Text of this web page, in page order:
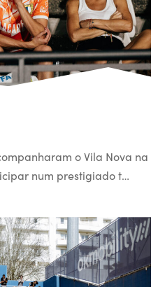
o Vila Nova na
num prestigiado t…